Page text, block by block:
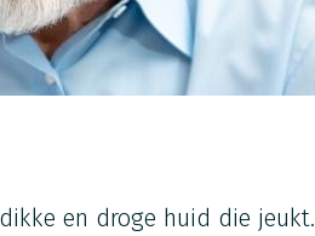
en droge huid die jeukt.